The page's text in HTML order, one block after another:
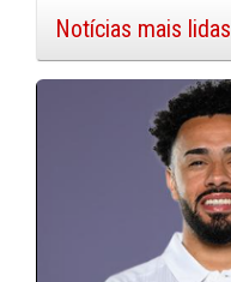
Notícias mais lidas